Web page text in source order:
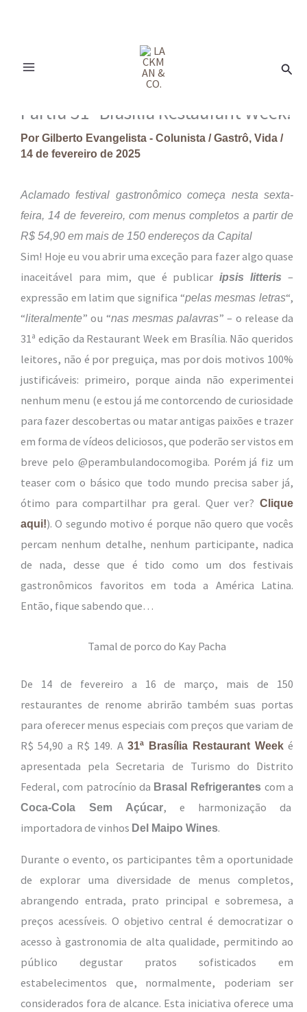
Partiu 31ª Brasília Restaurant Week!
Por Gilberto Evangelista - Colunista /Gastrô, Vida /
14 de fevereiro de 2025
Aclamado festival gastronômico começa nesta sexta-
feira, 14 de fevereiro, com menus completos a partir de
R$ 54,90 em mais de 150 endereços da Capital
Sim! Hoje eu vou abrir uma exceção para fazer algo quase
inaceitável para mim, que é publicar ipsis litteris –
expressão em latim que significa “pelas mesmas letras“,
“literalmente” ou “nas mesmas palavras” – o release da
31ª edição da Restaurant Week em Brasília. Não queridos
leitores, não é por preguiça, mas por dois motivos 100%
justificáveis: primeiro, porque ainda não experimentei
nenhum menu (e estou já me contorcendo de curiosidade
para fazer descobertas ou matar antigas paixões e trazer
em forma de vídeos deliciosos, que poderão ser vistos em
breve pelo @perambulandocomogiba. Porém já fiz um
teaser com o básico que todo mundo precisa saber já,
ótimo para compartilhar pra geral. Quer ver? Clique
aqui!). O segundo motivo é porque não quero que vocês
percam nenhum detalhe, nenhum participante, nadica
de nada, desse que é tido como um dos festivais
gastronômicos favoritos em toda a América Latina.
Então, fique sabendo que…
Tamal de porco do Kay Pacha
De 14 de fevereiro a 16 de março, mais de 150
restaurantes de renome abrirão também suas portas
para oferecer menus especiais com preços que variam de
R$ 54,90 a R$ 149. A 31ª Brasília Restaurant Weeké
apresentada pela Secretaria de Turismo do Distrito
Federal, com patrocínio da Brasal Refrigerantes com a
Coca-Cola Sem Açúcar, e harmonização da
importadora de vinhos Del Maipo Wines.
Durante o evento, os participantes têm a oportunidade
de explorar uma diversidade de menus completos,
abrangendo entrada, prato principal e sobremesa, a
preços acessíveis. O objetivo central é democratizar o
acesso à gastronomia de alta qualidade, permitindo ao
público degustar pratos sofisticados em
estabelecimentos que, normalmente, poderiam ser
considerados fora de alcance. Esta iniciativa oferece uma